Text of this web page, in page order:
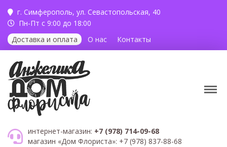
г. Симферополь, ул. Севастопольская, 40
Пн-Пт с 9:00 до 18:00
Доставка и оплата
О нас Контакты
интернет-магазин: +7 (978) 714-09-68
магазин «Дом Флориста»: +7 (978) 837-88-68